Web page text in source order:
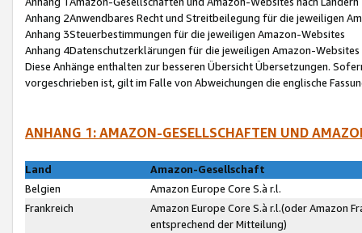
Anhang 2Anwendbares Recht und Streitbeilegung für die jeweiligen
Anhang 3Steuerbestimmungen für die jeweiligen Amazon-Websites
Anhang 4Datenschutzerklärungen für die jeweiligen Amazon-Websites
Diese Anhänge enthalten zur besseren Übersicht Übersetzungen.
vorgeschrieben ist, gilt im Falle von Abweichungen die englische
ANHANG 1: AMAZON-GESELLSCHAFTEN UND
Land
Amazon-Gesellschaft
Belgien
Amazon Europe Core S.à r.l.
Frankreich
Amazon Europe Core S.à r.l.(oder Amazon
entsprechend der Mitteilung)